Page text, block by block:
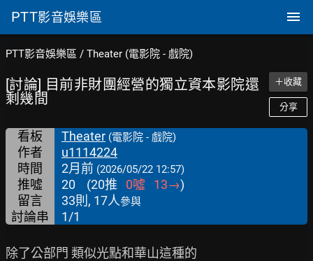
PTT影音娛樂區
PTT影音娛樂區 / Theater (電影院 - 戲院)
[討論] 目前非財團經營的獨立資本影院還
剩幾間
＋收藏
分享
看板 Theater (電影院 - 戲院)
作者
u1114224
時間
2月前 (2026/05/22 12:57)
推噓 20 (20推 0噓 13→)
留言
33則, 17人參與
討論串 1/1
除了公部門 類似光點和華山這種的